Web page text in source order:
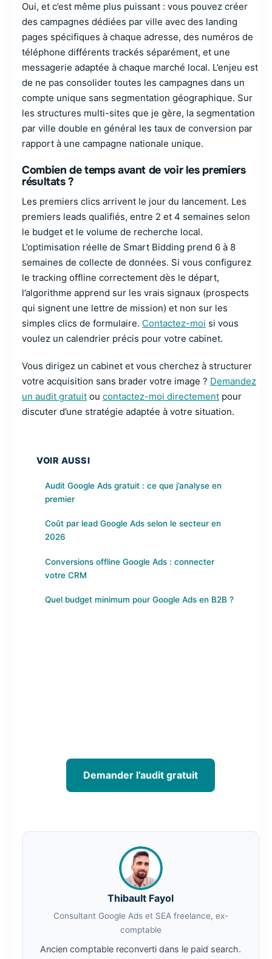
Oui, et c’est même plus puissant : vous pouvez créer
des campagnes dédiées par ville avec des landing
pages spécifiques à chaque adresse, des numéros de
téléphone différents trackés séparément, et une
messagerie adaptée à chaque marché local. L’enjeu est
de ne pas consolider toutes les campagnes dans un
compte unique sans segmentation géographique. Sur
les structures multi-sites que je gère, la segmentation
par ville double en général les taux de conversion par
rapport à une campagne nationale unique.
Combien de temps avant de voir les premiers
résultats ?
Les premiers clics arrivent le jour du lancement. Les
premiers leads qualifiés, entre 2 et 4 semaines selon
le budget et le volume de recherche local.
L’optimisation réelle de Smart Bidding prend 6 à 8
semaines de collecte de données. Si vous configurez
le tracking offline correctement dès le départ,
l’algorithme apprend sur les vrais signaux (prospects
qui signent une lettre de mission) et non sur les
simples clics de formulaire. Contactez-moi si vous
voulez un calendrier précis pour votre cabinet.
Vous dirigez un cabinet et vous cherchez à structurer
votre acquisition sans brader votre image ? Demandez
un audit gratuit ou contactez-moi directement pour
discuter d’une stratégie adaptée à votre situation.
VOIR AUSSI
Audit Google Ads gratuit : ce que j’analyse en
premier
Coût par lead Google Ads selon le secteur en
2026
Conversions offline Google Ads : connecter
votre CRM
Quel budget minimum pour Google Ads en B2B ?
Demander l’audit gratuit
Thibault Fayol
Consultant Google Ads et SEA freelance, ex-
comptable
Ancien comptable reconverti dans le paid search.